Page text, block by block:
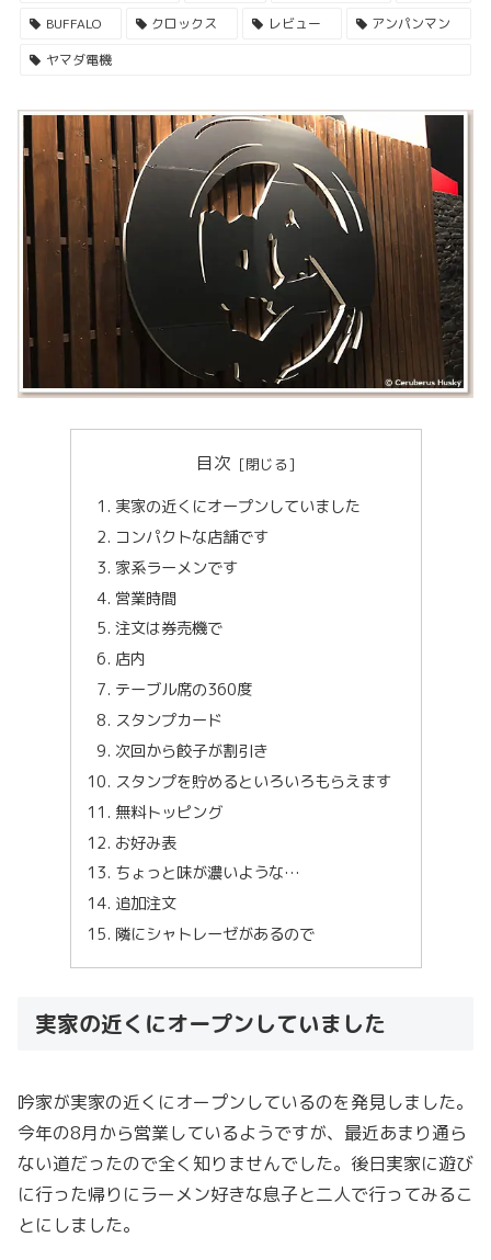
BUFFALO
クロックス レビュー
アンパンマン
ヤマダ電機
目次
実家の近くにオープンしていました
コンパクトな店舗です
家系ラーメンです
営業時間
注文は券売機で
店内
テーブル席の360度
スタンプカード
次回から餃子が割引き
スタンプを貯めるといろいろもらえます
無料トッピング
お好み表
ちょっと味が濃いような…
追加注文
隣にシャトレーゼがあるので
実家の近くにオープンしていました
吟家が実家の近くにオープンしているのを発見しました。
今年の8月から営業しているようですが、最近あまり通ら
ない道だったので全く知りませんでした。後日実家に遊び
に行った帰りにラーメン好きな息子と二人で行ってみるこ
とにしました。